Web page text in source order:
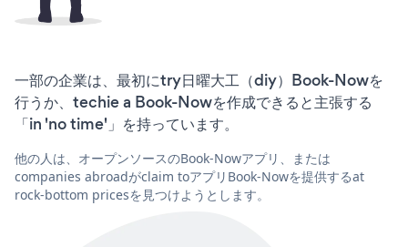
一部の企業は、最初にtry日曜大工（diy）Book-Nowを
行うか、techie a Book-Nowを作成できると主張する
「in 'no time'」を持っています。
他の人は、オープンソースのBook-Nowアプリ、または
companies abroadがclaim toアプリBook-Nowを提供するat
rock-bottom pricesを見つけようとします。